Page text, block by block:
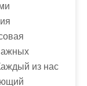
из нас